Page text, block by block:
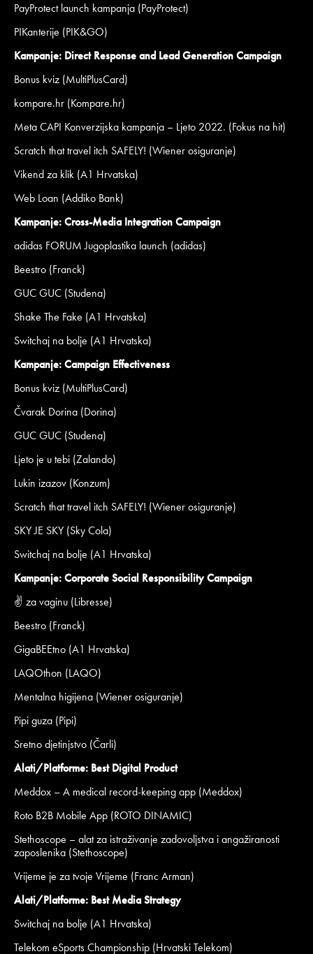
PayProtect launch kampanja (PayProtect)
PIKanterije (PIK&GO)
Kampanje: Direct Response and Lead Generation Campaign
Bonus kviz (MultiPlusCard)
kompare.hr (Kompare.hr)
Meta CAPI Konverzijska kampanja – Ljeto 2022. (Fokus na hit)
Scratch that travel itch SAFELY! (Wiener osiguranje)
Vikend za klik (A1 Hrvatska)
Web Loan (Addiko Bank)
Kampanje: Cross-Media Integration Campaign
adidas FORUM Jugoplastika launch (adidas)
Beestro (Franck)
GUC GUC (Studena)
Shake The Fake (A1 Hrvatska)
Switchaj na bolje (A1 Hrvatska)
Kampanje: Campaign Effectiveness
Bonus kviz (MultiPlusCard)
Čvarak Dorina (Dorina)
GUC GUC (Studena)
Ljeto je u tebi (Zalando)
Lukin izazov (Konzum)
Scratch that travel itch SAFELY! (Wiener osiguranje)
SKY JE SKY (Sky Cola)
Switchaj na bolje (A1 Hrvatska)
Kampanje: Corporate Social Responsibility Campaign
✌️ za vaginu (Libresse)
Beestro (Franck)
GigaBEEtno (A1 Hrvatska)
LAQOthon (LAQO)
Mentalna higijena (Wiener osiguranje)
Pipi guza (Pipi)
Sretno djetinjstvo (Čarli)
Alati/Platforme: Best Digital Product
Meddox – A medical record-keeping app (Meddox)
Roto B2B Mobile App (ROTO DINAMIC)
Stethoscope – alat za istraživanje zadovoljstva i angažiranosti
zaposlenika (Stethoscope)
Vrijeme je za tvoje Vrijeme (Franc Arman)
Alati/Platforme: Best Media Strategy
Switchaj na bolje (A1 Hrvatska)
Telekom eSports Championship (Hrvatski Telekom)